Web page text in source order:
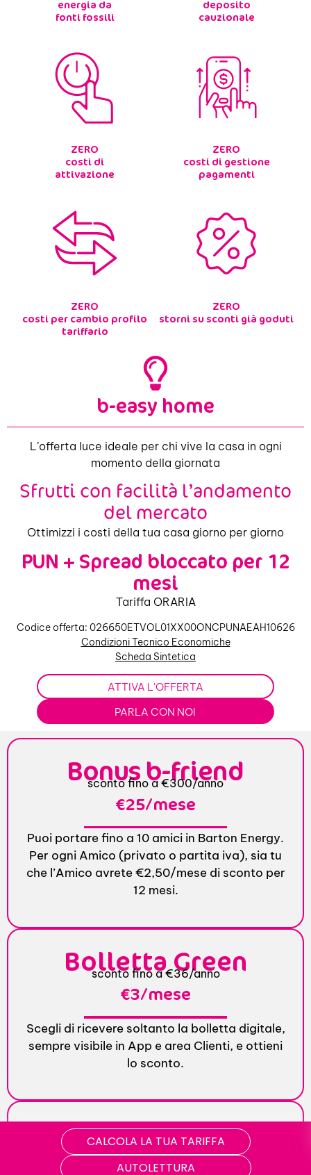
energia da
fonti fossili
deposito
cauzionale
ZERO
costi di
attivazione
ZERO
costi di gestione
pagamenti
ZERO
costi per cambio profilo
tariffario
ZERO
storni su sconti già goduti
b-easy home
L’offerta luce ideale per chi vive la casa in ogni
momento della giornata
Sfrutti con facilità l’andamento
del mercato
Ottimizzi i costi della tua casa giorno per giorno
PUN + Spread bloccato per 12
mesi
Tariffa ORARIA
Codice offerta: 026650ETVOL01XX00ONCPUNAEAH10626
Condizioni Tecnico Economiche
Scheda Sintetica
ATTIVA L'OFFERTA
PARLA CON NOI
Bonus b-friend
sconto fino a €300/anno
€25/mese
Puoi portare fino a 10 amici in Barton Energy.
Per ogni Amico (privato o partita iva), sia tu
che l’Amico avrete €2,50/mese di sconto per
12 mesi.
Bolletta Green
sconto fino a €36/anno
€3/mese
Scegli di ricevere soltanto la bolletta digitale,
sempre visibile in App e area Clienti, e ottieni
lo sconto.
Accesso a
CALCOLA LA TUA TARIFFA
AUTOLETTURA